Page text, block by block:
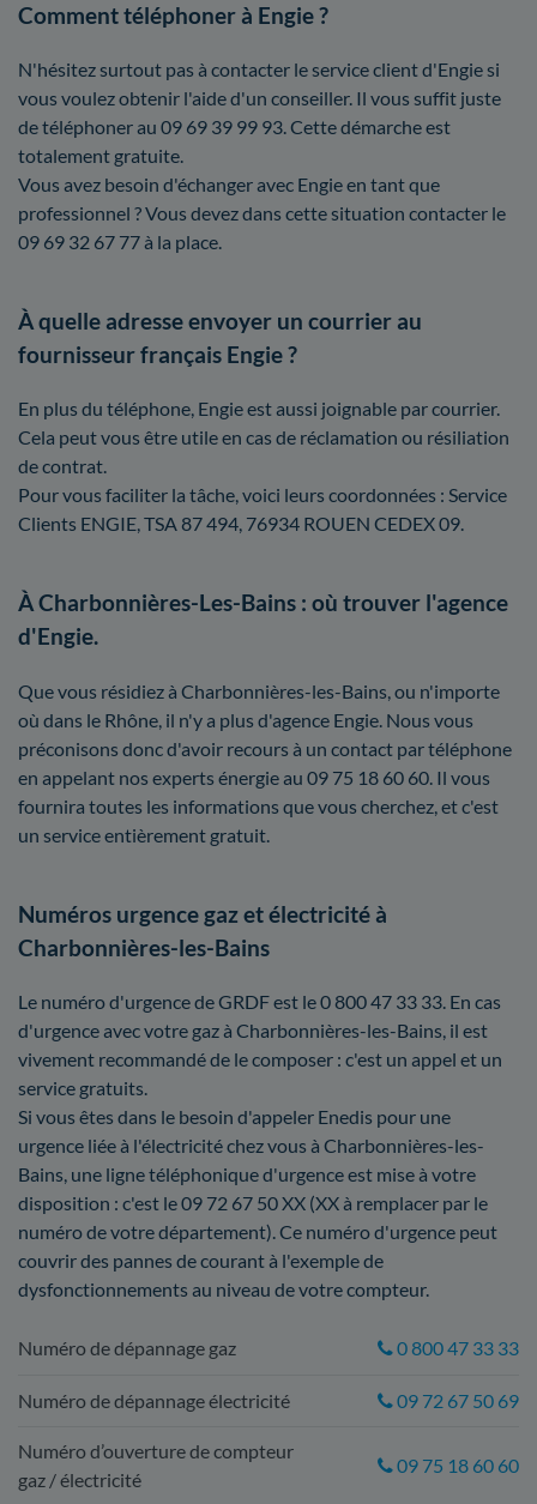
Comment téléphoner à Engie ?
N'hésitez surtout pas à contacter le service client d'Engie si
vous voulez obtenir l'aide d'un conseiller. Il vous suffit juste
de téléphoner au 09 69 39 99 93. Cette démarche est
totalement gratuite.
Vous avez besoin d'échanger avec Engie en tant que
professionnel ? Vous devez dans cette situation contacter le
09 69 32 67 77 à la place.
À quelle adresse envoyer un courrier au
fournisseur français Engie ?
En plus du téléphone, Engie est aussi joignable par courrier.
Cela peut vous être utile en cas de réclamation ou résiliation
de contrat.
Pour vous faciliter la tâche, voici leurs coordonnées : Service
Clients ENGIE, TSA 87 494, 76934 ROUEN CEDEX 09.
À Charbonnières-Les-Bains : où trouver l'agence
d'Engie.
Que vous résidiez à Charbonnières-les-Bains, ou n'importe
où dans le Rhône, il n'y a plus d'agence Engie. Nous vous
préconisons donc d'avoir recours à un contact par téléphone
en appelant nos experts énergie au 09 75 18 60 60. Il vous
fournira toutes les informations que vous cherchez, et c'est
un service entièrement gratuit.
Numéros urgence gaz et électricité à
Charbonnières-les-Bains
Le numéro d'urgence de GRDF est le 0 800 47 33 33. En cas
d'urgence avec votre gaz à Charbonnières-les-Bains, il est
vivement recommandé de le composer : c'est un appel et un
service gratuits.
Si vous êtes dans le besoin d'appeler Enedis pour une
urgence liée à l'électricité chez vous à Charbonnières-les-
Bains, une ligne téléphonique d'urgence est mise à votre
disposition : c'est le 09 72 67 50 XX (XX à remplacer par le
numéro de votre département). Ce numéro d'urgence peut
couvrir des pannes de courant à l'exemple de
dysfonctionnements au niveau de votre compteur.
Numéro de dépannage gaz 0 800 47 33 33
Numéro de dépannage électricité 09 72 67 50 69
Numéro d’ouverture de compteur
gaz / électricité
09 75 18 60 60